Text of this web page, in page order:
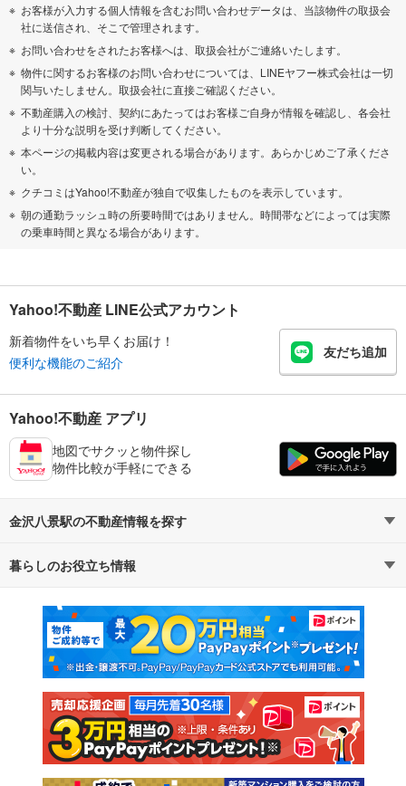
お客様が入力する個人情報を含むお問い合わせデータは、当該物件の取扱会
社に送信され、そこで管理されます。
お問い合わせをされたお客様へは、取扱会社がご連絡いたします。
物件に関するお客様のお問い合わせについては、LINEヤフー株式会社は一切
関与いたしません。取扱会社に直接ご確認ください。
不動産購入の検討、契約にあたってはお客様ご自身が情報を確認し、各会社
より十分な説明を受け判断してください。
本ページの掲載内容は変更される場合があります。あらかじめご了承くださ
い。
クチコミはYahoo!不動産が独自で収集したものを表示しています。
朝の通勤ラッシュ時の所要時間ではありません。時間帯などによっては実際
の乗車時間と異なる場合があります。
Yahoo!不動産 LINE公式アカウント
新着物件をいち早くお届け！
便利な機能のご紹介
友だち追加
Yahoo!不動産 アプリ
地図でサクッと物件探し
物件比較が手軽にできる
金沢八景駅の不動産情報を探す
不動産・住宅
新築マンション 中古マンション
新築一戸建て 中古一戸建て
注文住宅 土地
売却査定
暮らしのお役立ち情報
マンションカタログ 教えて！住まいの先生